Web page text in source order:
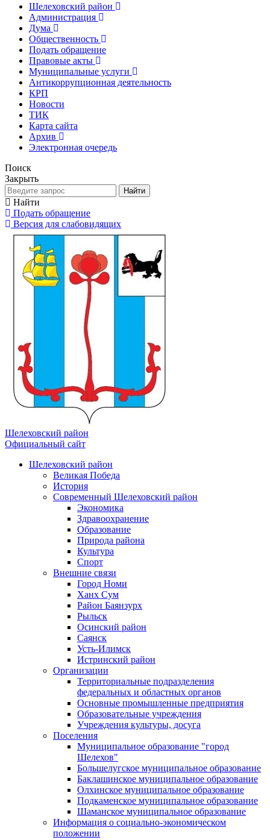
Шелеховский район
Администрация
Дума
Общественность
Подать обращение
Правовые акты
Муниципальные услуги
Антикоррупционная деятельность
КРП
Новости
ТИК
Карта сайта
Архив
Электронная очередь
Поиск
Закрыть
Найти
Найти
Подать обращение
Версия для слабовидящих
Шелеховский район
Официальный сайт
Шелеховский район
Великая Победа
История
Современный Шелеховский район
Экономика
Здравоохранение
Образование
Природа района
Культура
Спорт
Внешние связи
Город Номи
Ханх Сум
Район Баянзурх
Рыльск
Осинский район
Саянск
Усть-Илимск
Истринский район
Организации
Территориальные подразделения
федеральных и областных органов
Основные промышленные предприятия
Образовательные учреждения
Учреждения культуры, досуга
Поселения
Муниципальное образование "город
Шелехов"
Большелугское муниципальное образование
Баклашинское муниципальное образование
Олхинское муниципальное образование
Подкаменское муниципальное образование
Шаманское муниципальное образование
Информация о социально-экономическом
положении